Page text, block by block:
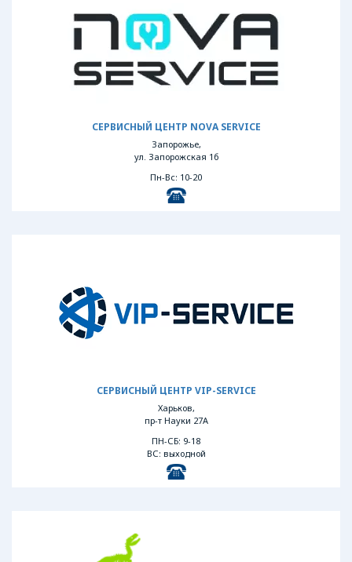
СЕРВИСНЫЙ ЦЕНТР NOVA SERVICE
Запорожье,
ул. Запорожская 1б
Пн-Вс: 10-20
СЕРВИСНЫЙ ЦЕНТР VIP-SERVICE
Харьков,
пр-т Науки 27А
ПН-СБ: 9-18
ВС: выходной